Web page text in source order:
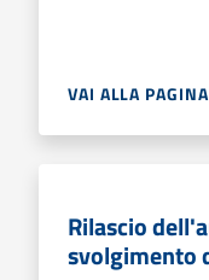
VAI ALLA PAGINA
Rilascio
svolgimento